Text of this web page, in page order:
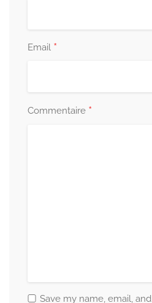
Email *
Commentaire *
Save my name, email,